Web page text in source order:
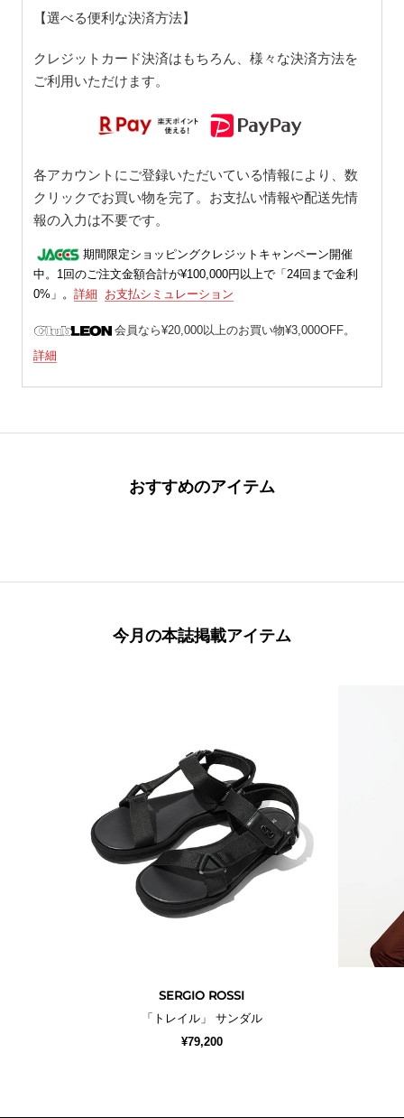
【選べる便利な決済方法】
クレジットカード決済はもちろん、様々な決済方法を
ご利用いただけます。
各アカウントにご登録いただいている情報により、数
クリックでお買い物を完了。お支払い情報や配送先情
報の入力は不要です。
期間限定ショッピングクレジットキャンペーン開催
中。1回のご注文金額合計が¥100,000円以上で「24回まで金利
0%」。 詳細 お支払シミュレーション
会員なら¥20,000以上のお買い物¥3,000OFF。
詳細
おすすめのアイテム
今月の本誌掲載アイテム
SERGIO ROSSI
「トレイル」 サンダル
¥79,200